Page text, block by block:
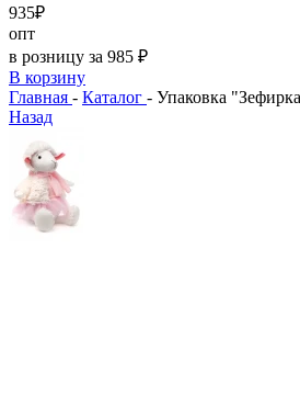
935₽
опт
в розницу за 985 ₽
В корзину
Главная - Каталог - Упаковка
Назад